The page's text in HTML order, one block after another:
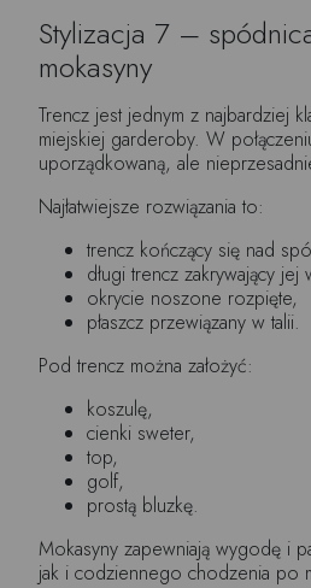
Stylizacja 7 –
mokasyny
Trencz jest jednym z najbardziej
miejskiej garderoby. W
uporządkowaną, ale
Najłatwiejsze rozwiązania to:
trencz kończący się nad
długi trencz zakrywający jej
okrycie noszone rozpięte,
płaszcz przewiązany w talii.
Pod trencz można założyć:
koszulę,
cienki sweter,
top,
golf,
prostą bluzkę.
Mokasyny zapewniają wygodę i
jak i codziennego chodzenia po